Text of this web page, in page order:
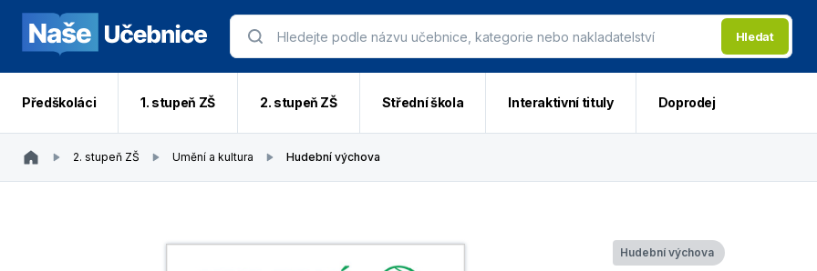
Hledat
Předškoláci 1. stupeň ZŠ 2. stupeň ZŠ Střední škola Interaktivní tituly Doprodej
2. stupeň ZŠ Umění a kultura Hudební výchova
Hudební výchova